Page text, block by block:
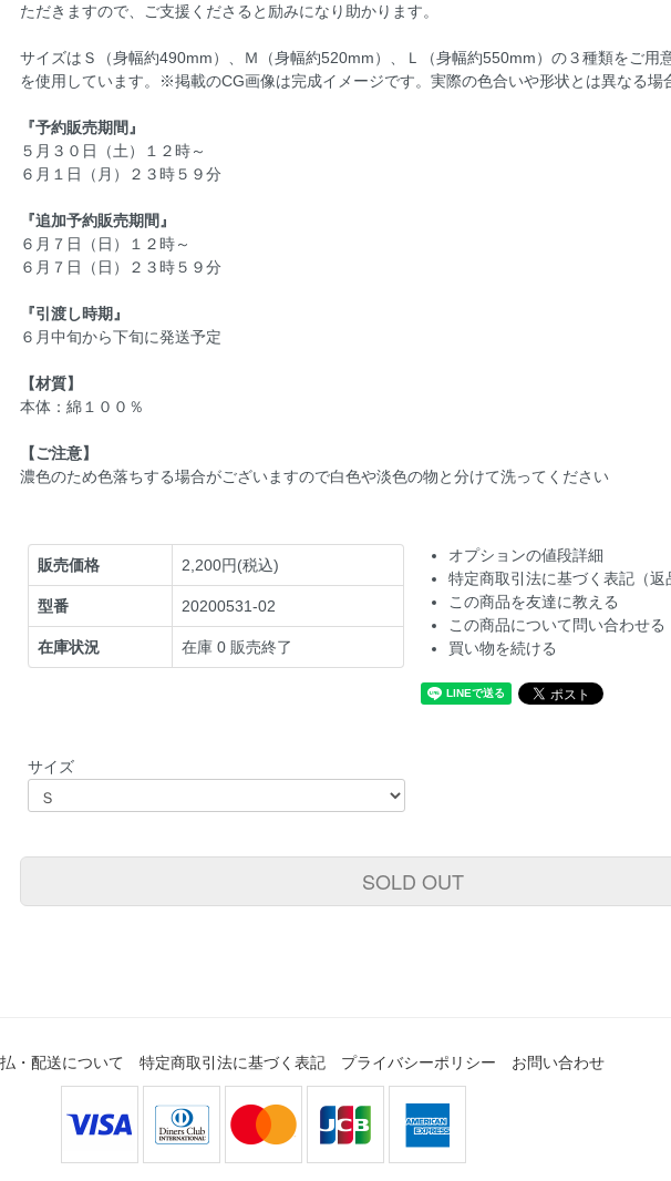
ただきますので、ご支援くださると励みになり助かります。
サイズはＳ（身幅約490mm）、Ｍ（身幅約520mm）、Ｌ（身幅約550mm）の３種類をご用
を使用しています。※掲載のCG画像は完成イメージです。実際の色合いや形状とは異なる場
『予約販売期間』
５月３０日（土）１２時～
６月１日（月）２３時５９分
『追加予約販売期間』
６月７日（日）１２時～
６月７日（日）２３時５９分
『引渡し時期』
６月中旬から下旬に発送予定
【材質】
本体：綿１００％
【ご注意】
濃色のため色落ちする場合がございますので白色や淡色の物と分けて洗ってください
販売価格 2,200円(税込)
型番 20200531-02
在庫状況 在庫 0 販売終了
オプションの値段詳細
特定商取引法に基づく表記（返
この商品を友達に教える
この商品について問い合わせる
買い物を続ける
サイズ
SOLD OUT
・配送について 特定商取引法に基づく表記 プライバシーポリシー お問い合わせ